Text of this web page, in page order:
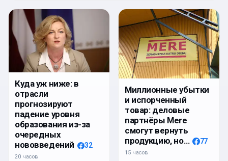
Куда уж ниже: в
отрасли
прогнозируют
падение уровня
образования из-за
очередных
нововведений
32
20 часов
Миллионные убытки
и испорченный
товар: деловые
партнёры Mere
смогут вернуть
продукцию, но…
77
15 часов